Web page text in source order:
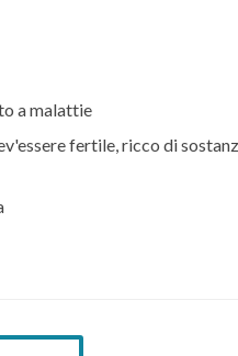
a malattie
fertile, ricco di